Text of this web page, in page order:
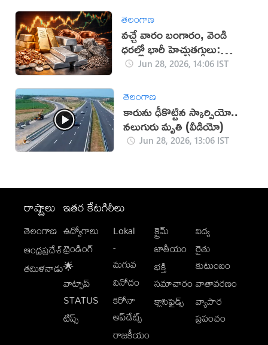
తెలంగాణ
వచ్చే వారం బంగారం, వెండి
ధరల్లో భారీ హెచ్చుతగ్గులు:
నిపుణులు
Jun 28, 2026, 14:06 IST
తెలంగాణ
కారును ఢీకొట్టిన స్కార్పియో..
నలుగురు మృతి (వీడియో)
Jun 28, 2026, 13:06 IST
రాష్ట్రాలు
తెలంగాణ
ఆంధ్రప్రదేశ్
తమిళనాడు
ఇతర కేటగిరీలు
ఉద్యోగాలు
ట్రెండింగ్
🌟
వాట్సాప్
STATUS
టిప్స్
Lokal
-
మగువ
వినోదం
కరోనా
అప్‌డేట్స్
రాజకీయం
క్రైమ్
జాతీయం
భక్తి
సమాచారం
క్లాసిఫైడ్స్
విద్య
రైతు
కుటుంబం
వాతావరణం
వ్యాపార
ప్రపంచం